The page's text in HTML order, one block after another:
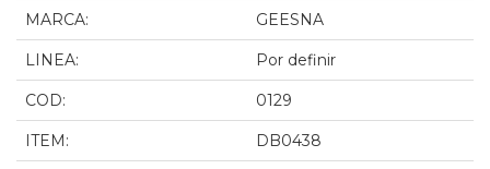
MARCA: GEESNA
LINEA: Por definir
COD: 0129
ITEM: DB0438